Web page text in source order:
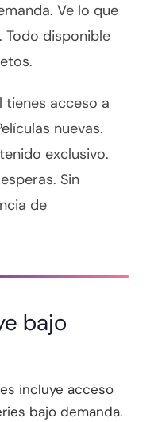
Ve lo que
Todo disponible
tienes acceso a
nuevas.
exclusivo.
Sin
de
bajo
incluye acceso
bajo demanda.